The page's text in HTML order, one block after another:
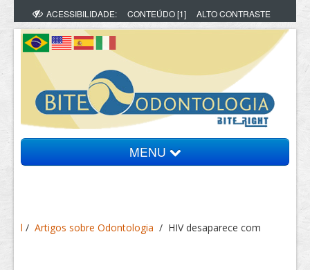
ACESSIBILIDADE: CONTEÚDO [1] ALTO CONTRASTE
MENU
Vídeos
l / Artigos sobre Odontologia / HIV desaparece com